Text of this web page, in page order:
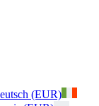
(EUR)